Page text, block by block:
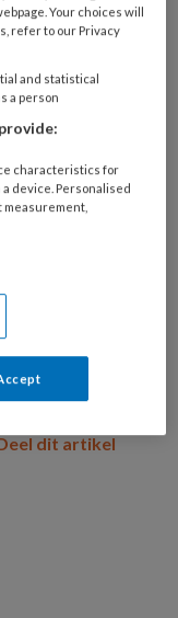
blijven
Infant
Youz) en
en
bij GGZ
te
dit artikel
Your choices will
refer to our Privacy
and statistical
a person
characteristics for
device. Personalised